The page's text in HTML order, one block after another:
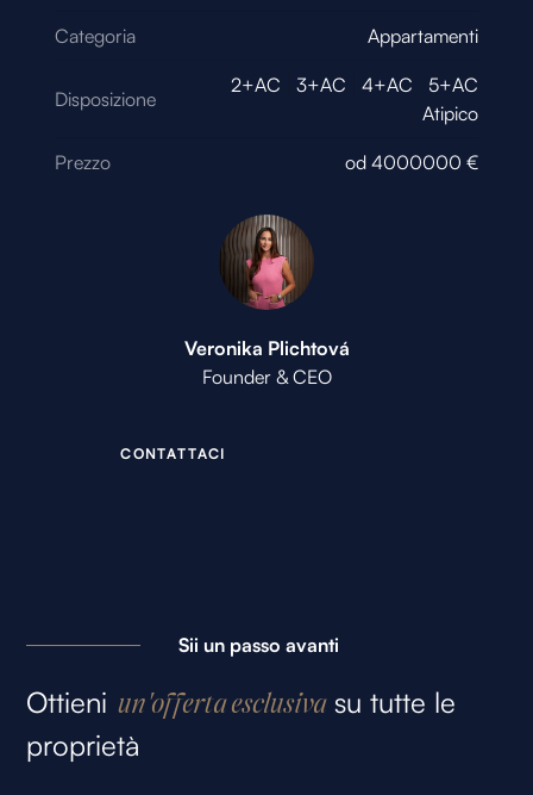
Categoria Appartamenti
Disposizione
2+AC 3+AC 4+AC
5+AC
Atipico
Prezzo od 4000000 €
Veronika Plichtová
Founder & CEO
CONTATTACI
Sii un passo avanti
Ottieni un'offerta esclusivasu tutte le
proprietà